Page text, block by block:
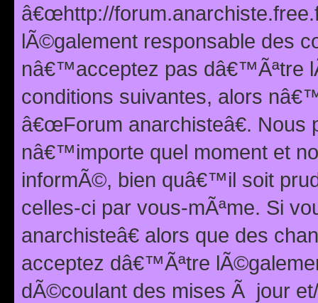
â€œhttp://
lÃ©galement responsable des
nâ€™acceptez pas dâ€™Ãªtre
conditions suivantes, alors
â€œForum anarchisteâ€.
nâ€™importe quel moment et
informÃ©, bien quâ€™il soit
celles-ci par vous-mÃªme. Si
anarchisteâ€ alors que des
acceptez dâ€™Ãªtre
dÃ©coulant des mises Ã jour